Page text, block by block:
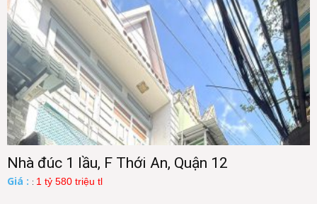
Nhà đúc 1 lầu, F Thới An, Quận 12
Giá : : 1 tỷ 580 triệu tl